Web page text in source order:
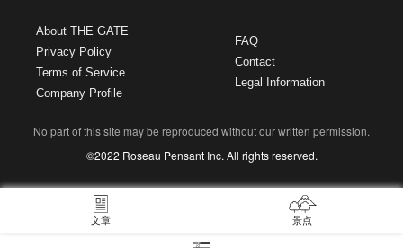
About THE GATE
Privacy Policy
Terms of Service
Company Profile
FAQ
Contact
Legal Information
No part of this site may be reproduced without our written permission.
©2022 Roseau Pensant Inc. All rights reserved.
文章 景点